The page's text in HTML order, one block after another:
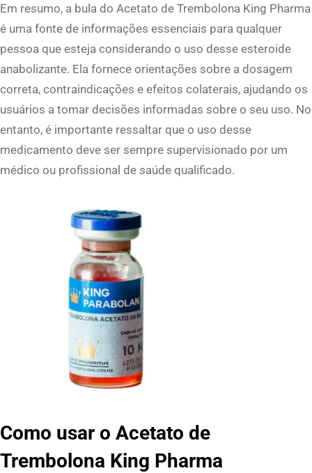
Em resumo, a bula do Acetato de Trembolona King Pharma
é uma fonte de informações essenciais para qualquer
pessoa que esteja considerando o uso desse esteroide
anabolizante. Ela fornece orientações sobre a dosagem
correta, contraindicações e efeitos colaterais, ajudando os
usuários a tomar decisões informadas sobre o seu uso. No
entanto, é importante ressaltar que o uso desse
medicamento deve ser sempre supervisionado por um
médico ou profissional de saúde qualificado.
Como usar o Acetato de
Trembolona King Pharma